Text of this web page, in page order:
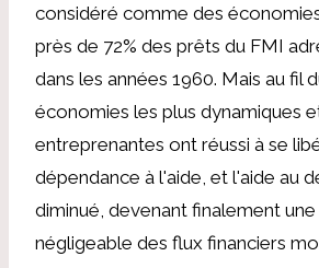
considéré comme des
près de 72% des prêts du FMI
dans les années 1960. Mais au fil
économies les plus dynamiques
entreprenantes ont réussi à se
dépendance à l'aide, et l'aide au
diminué, devenant finalement
négligeable des flux financiers